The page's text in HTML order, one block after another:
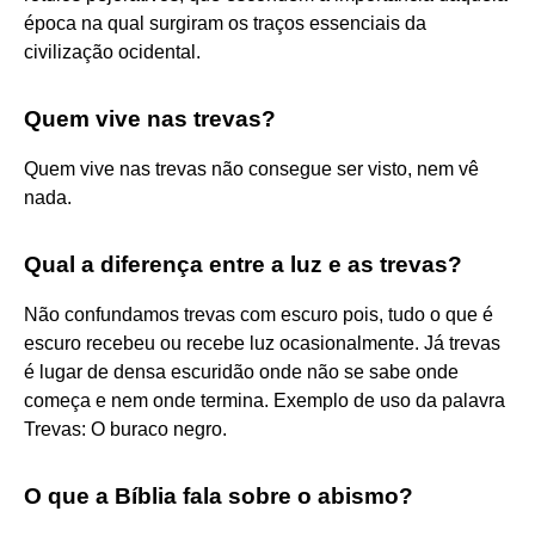
época na qual surgiram os traços essenciais da
civilização ocidental.
Quem vive nas trevas?
Quem vive nas trevas não consegue ser visto, nem vê
nada.
Qual a diferença entre a luz e as trevas?
Não confundamos trevas com escuro pois, tudo o que é
escuro recebeu ou recebe luz ocasionalmente. Já trevas
é lugar de densa escuridão onde não se sabe onde
começa e nem onde termina. Exemplo de uso da palavra
Trevas: O buraco negro.
O que a Bíblia fala sobre o abismo?